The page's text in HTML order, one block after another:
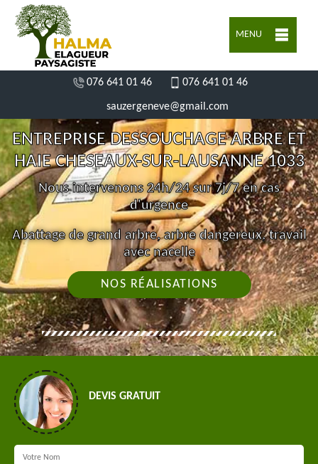
MENU
076 641 01 46 076 641 01 46
sauzergeneve@gmail.com
ENTREPRISE DESSOUCHAGE ARBRE ET
HAIE CHESEAUX-SUR-LAUSANNE 1033
Nous intervenons 24h/24 sur 7j/7 en cas
d'urgence
Abattage de grand arbre, arbre dangereux, travail
avec nacelle
NOS RÉALISATIONS
DEVIS GRATUIT